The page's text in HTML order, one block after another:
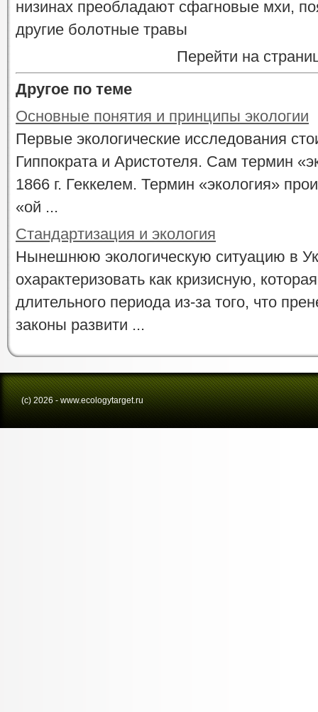
низинах преобладают сфагновые мхи,
другие болотные травы
Перейти на
Другое по теме
Основные понятия и принципы экологии
Первые экологические исследования
Гиппократа и Аристотеля. Сам термин
1866 г. Геккелем. Термин «экология»
«ой ...
Стандартизация и экология
Нынешнюю экологическую ситуацию в
охарактеризовать как кризисную,
длительного периода из-за того, что
законы развити ...
(с) 2026 - www.ecologytarget.ru